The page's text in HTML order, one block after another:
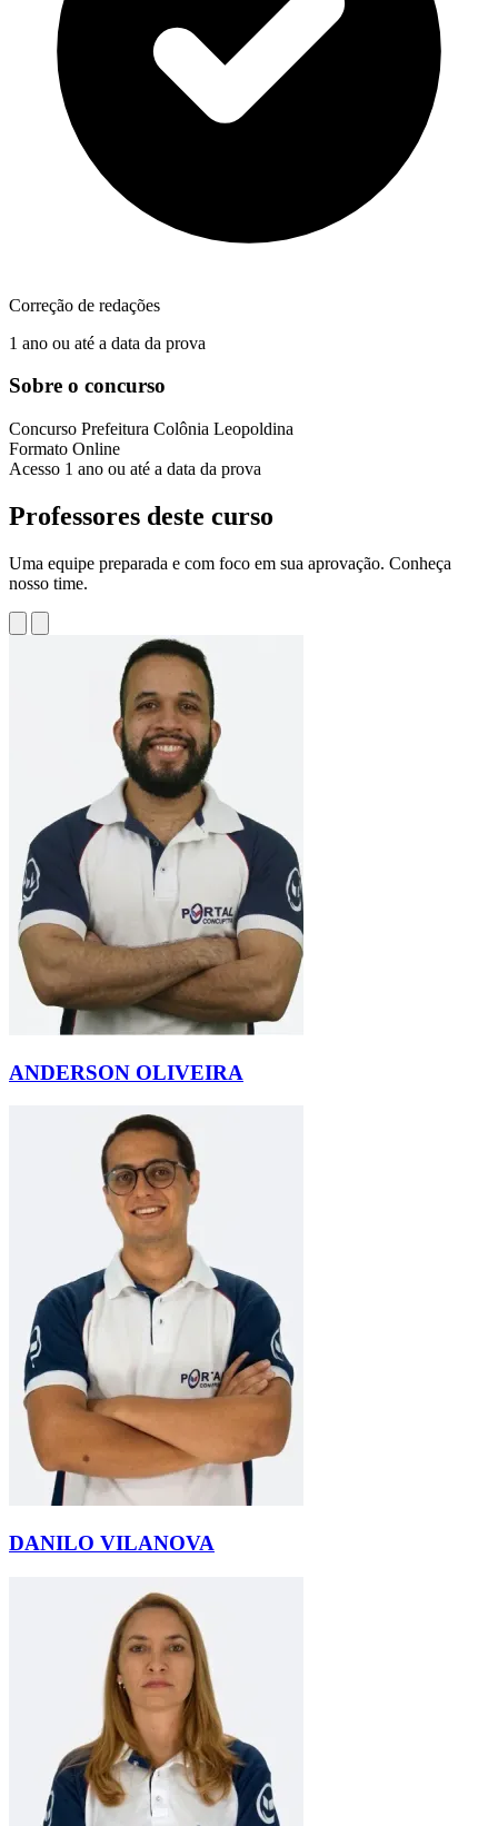
Correção de redações
1 ano ou até a data da prova
Sobre o concurso
Concurso Prefeitura Colônia Leopoldina
Formato Online
Acesso 1 ano ou até a data da prova
Professores deste curso
Uma equipe preparada e com foco em sua aprovação. Conheça
nosso time.
ANDERSON OLIVEIRA
DANILO VILANOVA